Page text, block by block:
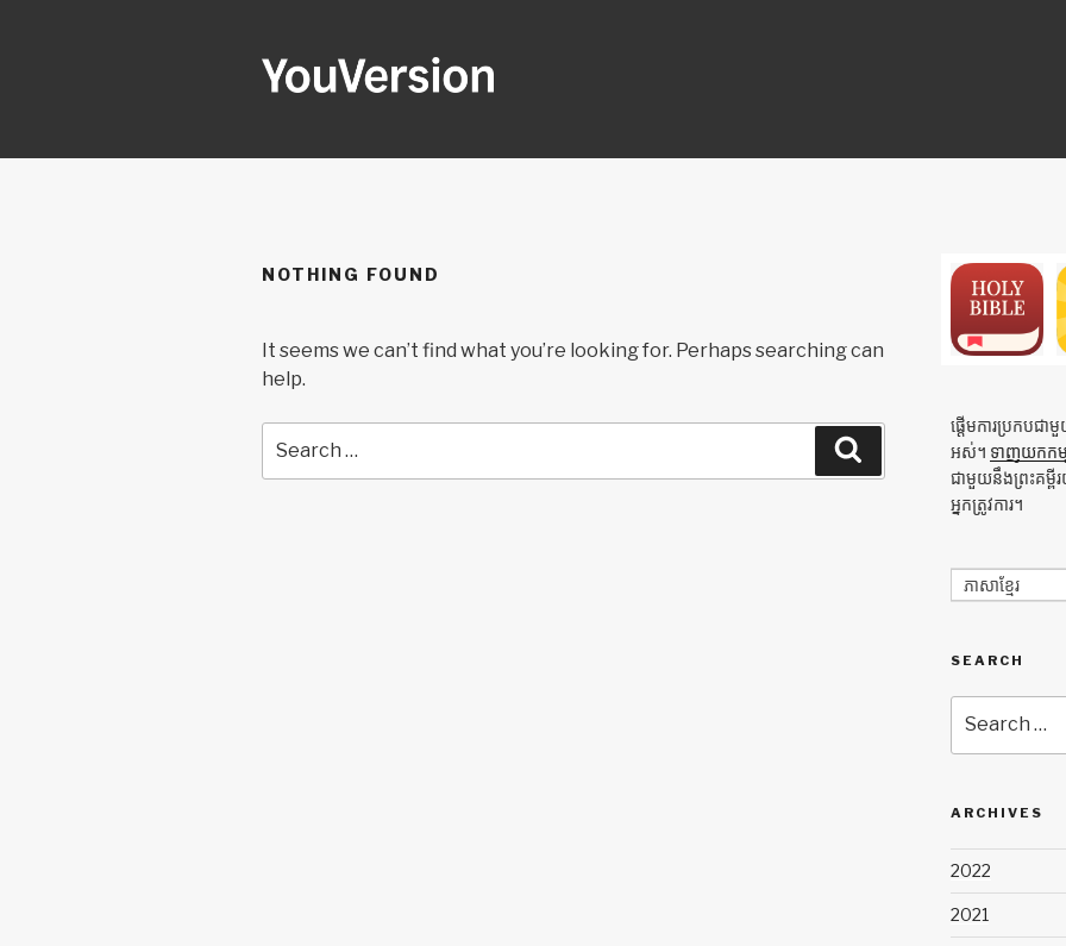
NOTHING FOUND
It seems we can’t find what you’re looking for. Perhaps searching can
help.
for:
ផ្ដើមការប្រកបជ
អស់។ ទាញយកកម្
ជាមួយនឹងព្រះគម្ពី
អ្នកត្រូវការ។
ភាសាខ្មែរ
SEARCH
for:
ARCHIVES
2022
2021